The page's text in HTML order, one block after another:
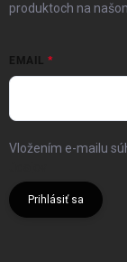
produktoch na
EMAIL
Vložením e-mailu
Prihlásiť sa